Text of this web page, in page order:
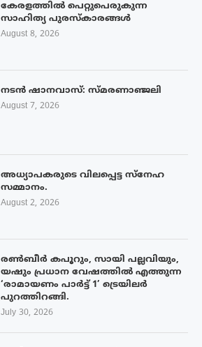
കേരളത്തിൽ പെറ്റുപെരുകുന്ന
സാഹിത്യ പുരസ്‌കാരങ്ങൾ
August 8, 2026
നടൻ ഷാനവാസ്: സ്മരണാഞ്ജലി
August 7, 2026
അധ്യാപകരുടെ വിലപ്പെട്ട സ്നേഹ
സമ്മാനം.
August 2, 2026
രൺബീർ കപൂറും, സായി പല്ലവിയും,
യഷും പ്രധാന വേഷത്തിൽ എത്തുന്ന
‘രാമായണം പാർട്ട് 1’ ട്രെയിലർ
പുറത്തിറങ്ങി.
July 30, 2026